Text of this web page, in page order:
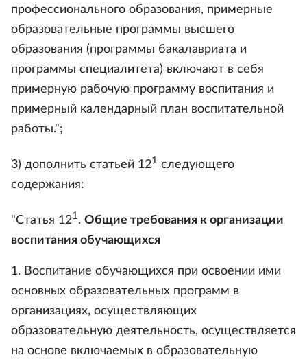
профессионального образования, примерные
образовательные программы высшего
образования (программы бакалавриата и
программы специалитета) включают в себя
примерную рабочую программу воспитания и
примерный календарный план воспитательной
работы.";
3) дополнить статьей 121 следующего
содержания:
"Статья 121. Общие требования к организации
воспитания обучающихся
1. Воспитание обучающихся при освоении ими
основных образовательных программ в
организациях, осуществляющих
образовательную деятельность, осуществляется
на основе включаемых в образовательную